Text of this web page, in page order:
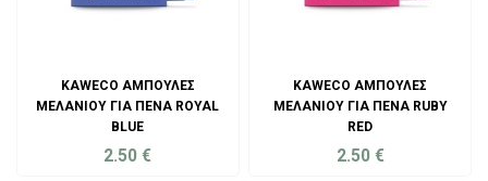
KAWECO ΑΜΠΟΎΛΕΣ
ΜΕΛΑΝΙΟΎ ΓΙΑ ΠΈΝΑ ROYAL
BLUE
2.50€
KAWECO ΑΜΠΟΎΛΕΣ
ΜΕΛΑΝΙΟΎ ΓΙΑ ΠΈΝΑ RUBY
RED
2.50 €